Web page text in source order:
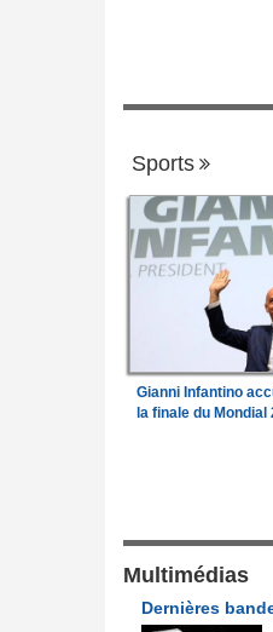
Sports
Gianni Infantino
la finale du
Multimédias
Dernières
2